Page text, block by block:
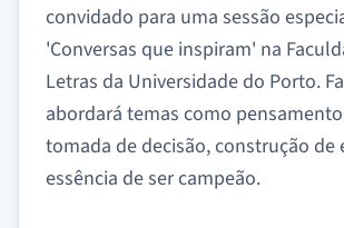
convidado para uma sessão
'Conversas que inspiram' na
Letras da Universidade do Porto.
abordará temas como
tomada de decisão, construção de
essência de ser campeão.